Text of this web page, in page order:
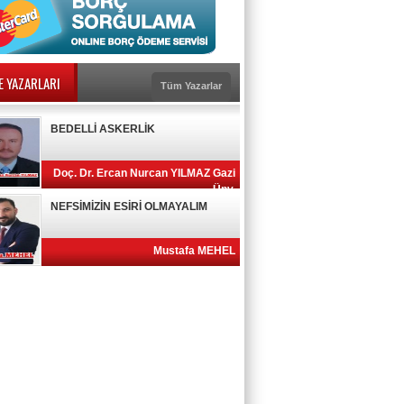
YAZARLARI Tüm Yazarlar
BEDELLİ ASKERLİK
Doç. Dr. Ercan Nurcan YILMAZ Gazi
Ünv.
NEFSİMİZİN ESİRİ OLMAYALIM
Mustafa MEHEL